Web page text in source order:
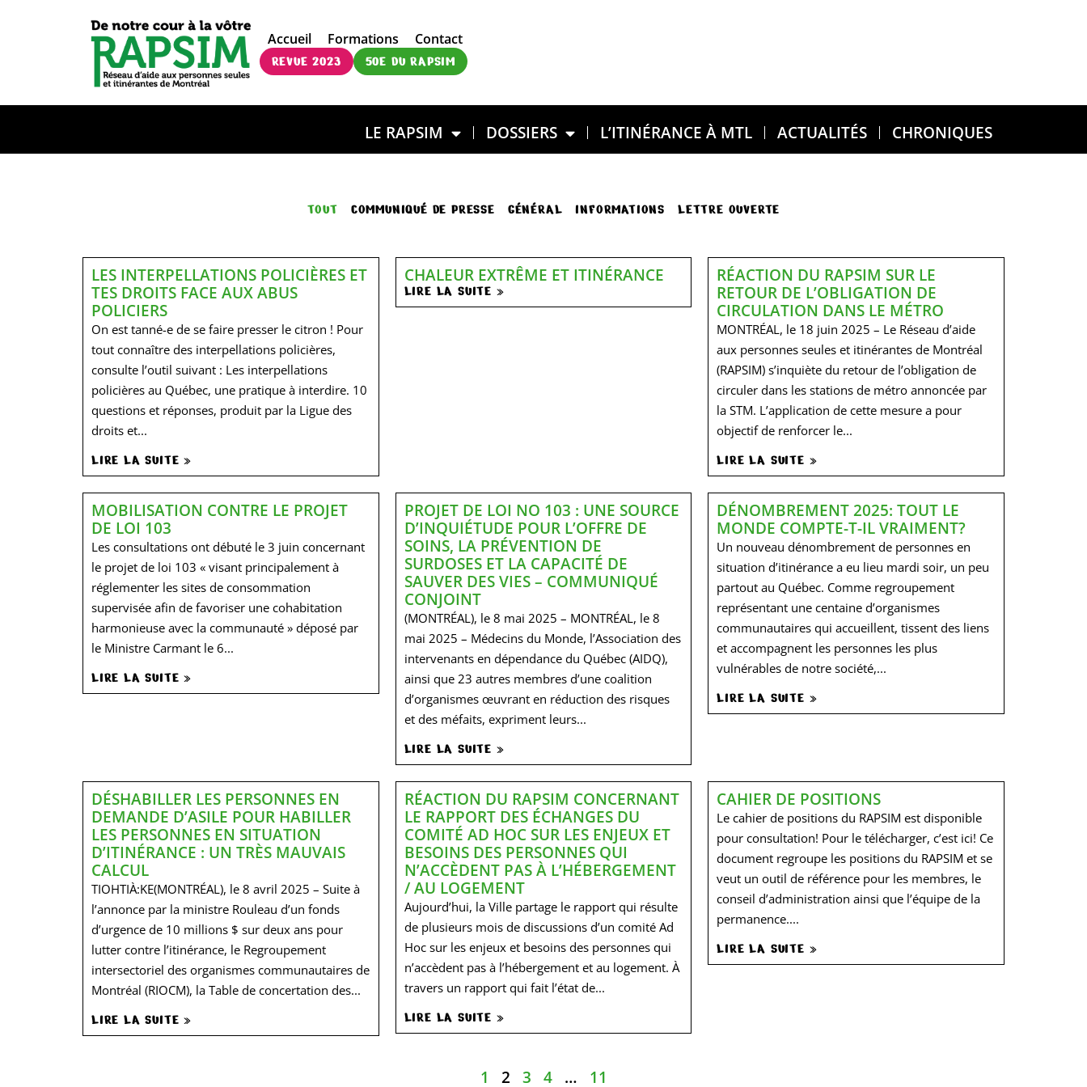
Accueil Formations
Contact
REVUE 2023
50E DU RAPSIM
LE RAPSIM DOSSIERS L’ITINÉRANCE À MTL ACTUALITÉS CHRONIQUES
COMMUNIQUÉ DE PRESSE GÉNÉRAL INFORMATIONS LETTRE OUVERTE
TOUT
LES INTERPELLATIONS POLICIÈRES ET
TES DROITS FACE AUX ABUS
POLICIERS
On est tanné-e de se faire presser le citron ! Pour
tout connaître des interpellations policières,
consulte l’outil suivant : Les interpellations
policières au Québec, une pratique à interdire. 10
questions et réponses, produit par la Ligue des
droits et...
LIRE LA SUITE »
CHALEUR EXTRÊME ET ITINÉRANCE
LIRE LA SUITE »
RÉACTION DU RAPSIM SUR LE
RETOUR DE L’OBLIGATION DE
CIRCULATION DANS LE MÉTRO
MONTRÉAL, le 18 juin 2025 – Le Réseau d’aide
aux personnes seules et itinérantes de Montréal
(RAPSIM) s’inquiète du retour de l’obligation de
circuler dans les stations de métro annoncée par
la STM. L’application de cette mesure a pour
objectif de renforcer le...
LIRE LA SUITE »
MOBILISATION CONTRE LE PROJET
DE LOI 103
Les consultations ont débuté le 3 juin concernant
le projet de loi 103 « visant principalement à
réglementer les sites de consommation
supervisée afin de favoriser une cohabitation
harmonieuse avec la communauté » déposé par
le Ministre Carmant le 6...
LIRE LA SUITE »
PROJET DE LOI NO 103 : UNE SOURCE
D’INQUIÉTUDE POUR L’OFFRE DE
SOINS, LA PRÉVENTION DE
SURDOSES ET LA CAPACITÉ DE
SAUVER DES VIES – COMMUNIQUÉ
CONJOINT
(MONTRÉAL), le 8 mai 2025 – MONTRÉAL, le 8
mai 2025 – Médecins du Monde, l’Association des
intervenants en dépendance du Québec (AIDQ),
ainsi que 23 autres membres d’une coalition
d’organismes œuvrant en réduction des risques
et des méfaits, expriment leurs...
LIRE LA SUITE »
DÉNOMBREMENT 2025: TOUT LE
MONDE COMPTE-T-IL VRAIMENT?
Un nouveau dénombrement de personnes en
situation d’itinérance a eu lieu mardi soir, un peu
partout au Québec. Comme regroupement
représentant une centaine d’organismes
communautaires qui accueillent, tissent des liens
et accompagnent les personnes les plus
vulnérables de notre société,...
LIRE LA SUITE »
DÉSHABILLER LES PERSONNES EN
DEMANDE D’ASILE POUR HABILLER
LES PERSONNES EN SITUATION
D’ITINÉRANCE : UN TRÈS MAUVAIS
CALCUL
TIOHTIÀ:KE(MONTRÉAL), le 8 avril 2025 – Suite à
l’annonce par la ministre Rouleau d’un fonds
d’urgence de 10 millions $ sur deux ans pour
lutter contre l’itinérance, le Regroupement
intersectoriel des organismes communautaires de
Montréal (RIOCM), la Table de concertation des...
LIRE LA SUITE »
RÉACTION DU RAPSIM CONCERNANT
LE RAPPORT DES ÉCHANGES DU
COMITÉ AD HOC SUR LES ENJEUX ET
BESOINS DES PERSONNES QUI
N’ACCÈDENT PAS À L’HÉBERGEMENT
/ AU LOGEMENT
Aujourd’hui, la Ville partage le rapport qui résulte
de plusieurs mois de discussions d’un comité Ad
Hoc sur les enjeux et besoins des personnes qui
n’accèdent pas à l’hébergement et au logement. À
travers un rapport qui fait l’état de...
LIRE LA SUITE »
CAHIER DE POSITIONS
Le cahier de positions du RAPSIM est disponible
pour consultation! Pour le télécharger, c’est ici! Ce
document regroupe les positions du RAPSIM et se
veut un outil de référence pour les membres, le
conseil d’administration ainsi que l’équipe de la
permanence....
LIRE LA SUITE »
1 2 3 4 … 11